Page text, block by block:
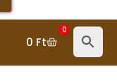
0 Ft
0